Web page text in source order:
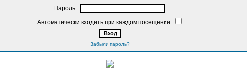
Пароль:
Автоматически входить при каждом посещении:
Забыли пароль?